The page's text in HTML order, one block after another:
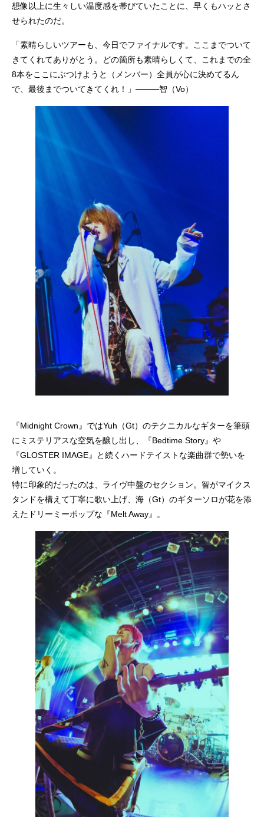
想像以上に生々しい温度感を帯びていたことに、早くもハッとさ
せられたのだ。
「素晴らしいツアーも、今日でファイナルです。ここまでついて
きてくれてありがとう。どの箇所も素晴らしくて、これまでの全
8本をここにぶつけようと（メンバー）全員が心に決めてるん
で、最後までついてきてくれ！」────智（Vo）
『Midnight Crown』ではYuh（Gt）のテクニカルなギターを筆頭
にミステリアスな空気を醸し出し、『Bedtime Story』や
『GLOSTER IMAGE』と続くハードテイストな楽曲群で勢いを
増していく。
特に印象的だったのは、ライヴ中盤のセクション。智がマイクス
タンドを構えて丁寧に歌い上げ、海（Gt）のギターソロが花を添
えたドリーミーポップな『Melt Away』。